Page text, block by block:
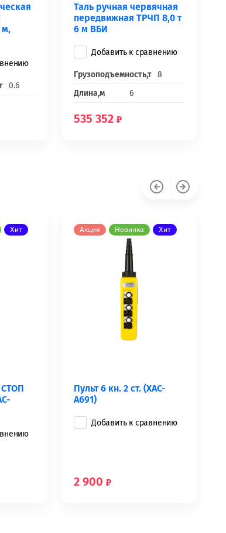
м,
0.6
Таль ручная червячная
передвижная ТРЧП 8,0 т
6 м ВБИ
Добавить к сравнению
Грузоподъемность,т 8
Длина,м
6
535 352
Хит
СТОП
Акция Новинка Хит
Пульт 6 кн. 2 ст. (XАC-
A691)
Добавить к сравнению
2 900